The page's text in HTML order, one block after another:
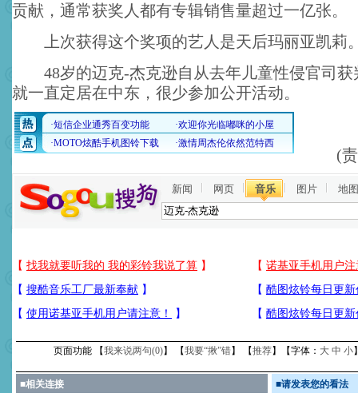
贡献，通常获奖人都有专辑销售量超过一亿张。
上次获得这个奖项的艺人是天后玛丽亚凯莉
48岁的迈克-杰克逊自从去年儿童性侵官司获
就一直定居在中东，很少参加公开活动。
(
新闻 网页 音乐 图片 地图
页面功能 【我来说两句(0)】 【我要“揪”错】 【推荐】【字体： 大 中 小
■相关连接
■请发表您的看法